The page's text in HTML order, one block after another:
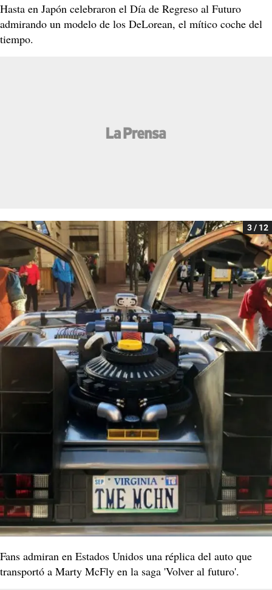
Hasta en Japón celebraron el Día de Regreso al Futuro
admirando un modelo de los DeLorean, el mítico coche del
tiempo.
3 / 12
Fans admiran en Estados Unidos una réplica del auto que
transportó a Marty McFly en la saga 'Volver al futuro'.